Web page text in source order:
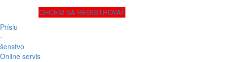
CHCEM SA REGISTROVAŤ
Príslu
-
šenstvo
Online servis